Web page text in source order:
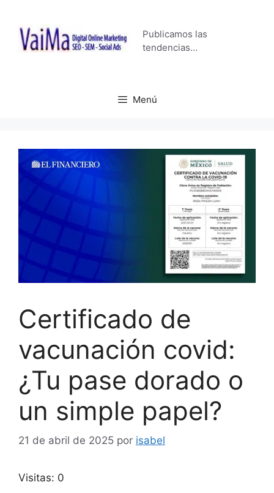
contenido
Publicamos las
tendencias…
Menú
Certificado de
vacunación covid:
¿Tu pase dorado o
un simple papel?
21 de abril de 2025 por isabel
Visitas: 0